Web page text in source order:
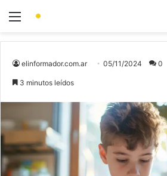
elinformador.com.ar 05/11/2024 0
3 minutos leídos